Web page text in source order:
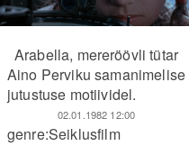
Arabella, mereröövli tütar
Aino Perviku samanimelise
jutustuse motiividel.
02.01.1982 12:00
genre:Seiklusfilm